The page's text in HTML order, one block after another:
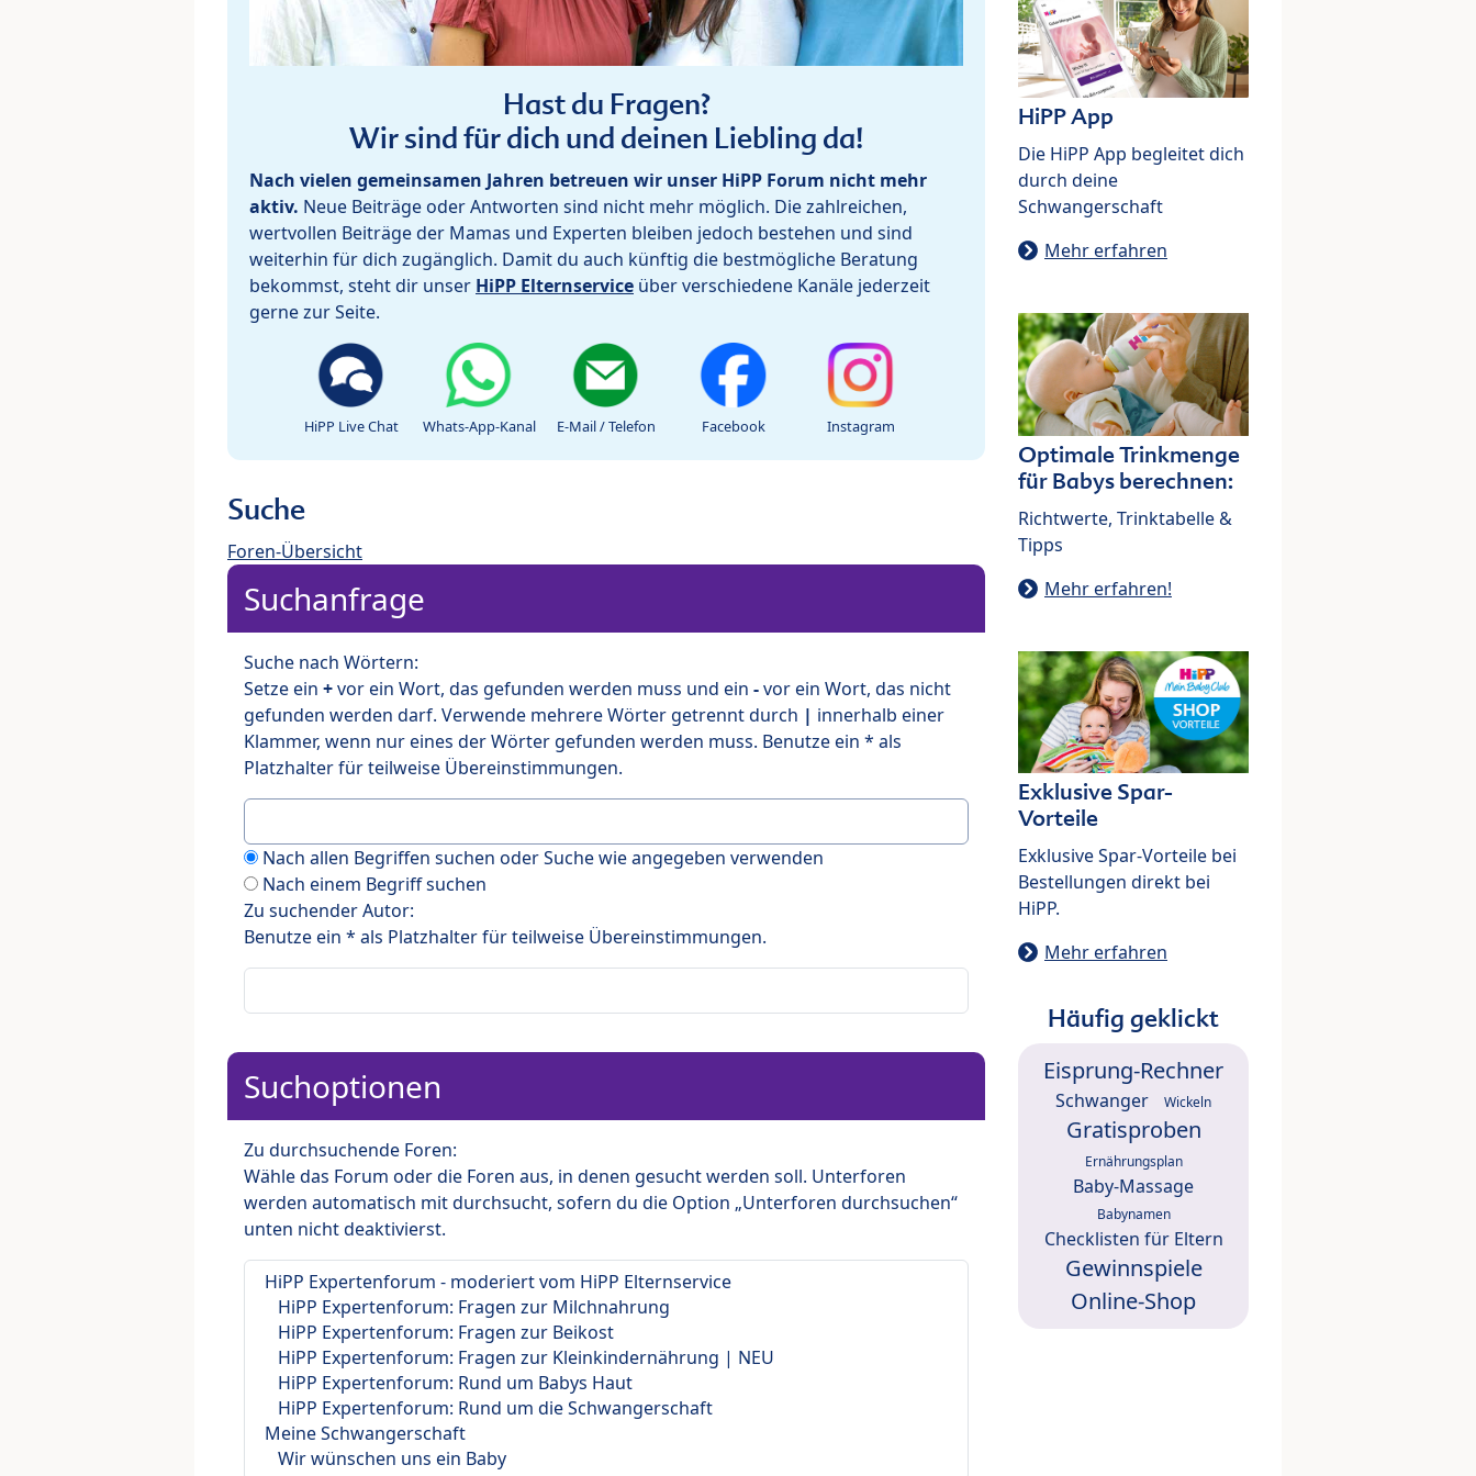
Hast du Fragen?
Wir sind für dich und deinen Liebling da!
Nach vielen gemeinsamen Jahren betreuen wir unser HiPP Forum nicht mehr
aktiv. Neue Beiträge oder Antworten sind nicht mehr möglich. Die zahlreichen,
wertvollen Beiträge der Mamas und Experten bleiben jedoch bestehen und sind
weiterhin für dich zugänglich. Damit du auch künftig die bestmögliche Beratung
bekommst, steht dir unser HiPP Elternservice über verschiedene Kanäle jederzeit
gerne zur Seite.
HiPP Live Chat Whats-App-Kanal E-Mail / Telefon Facebook Instagram
Suche
Foren-Übersicht
Suchanfrage
Suche nach Wörtern:
Setze ein +vor ein Wort, das gefunden werden muss und ein -vor ein Wort, das nicht
gefunden werden darf. Verwende mehrere Wörter getrennt durch | innerhalb einer
Klammer, wenn nur eines der Wörter gefunden werden muss. Benutze ein * als
Platzhalter für teilweise Übereinstimmungen.
Nach allen Begriffen suchen oder Suche wie angegeben verwenden
Nach einem Begriff suchen
Zu suchender Autor:
Benutze ein * als Platzhalter für teilweise Übereinstimmungen.
Suchoptionen
Zu durchsuchende Foren:
Wähle das Forum oder die Foren aus, in denen gesucht werden soll. Unterforen
werden automatisch mit durchsucht, sofern du die Option „Unterforen durchsuchen“
unten nicht deaktivierst.
HiPP App
Die HiPP App begleitet dich
durch deine
Schwangerschaft
Mehr erfahren
Optimale Trinkmenge
für Babys berechnen:
Richtwerte, Trinktabelle &
Tipps
Mehr erfahren!
Exklusive Spar-
Vorteile
Exklusive Spar-Vorteile bei
Bestellungen direkt bei
HiPP.
Mehr erfahren
Häufig geklickt
Eisprung-Rechner
Schwanger Wickeln
Gratisproben
Ernährungsplan
Baby-Massage
Babynamen
Checklisten für Eltern
Gewinnspiele
Online-Shop